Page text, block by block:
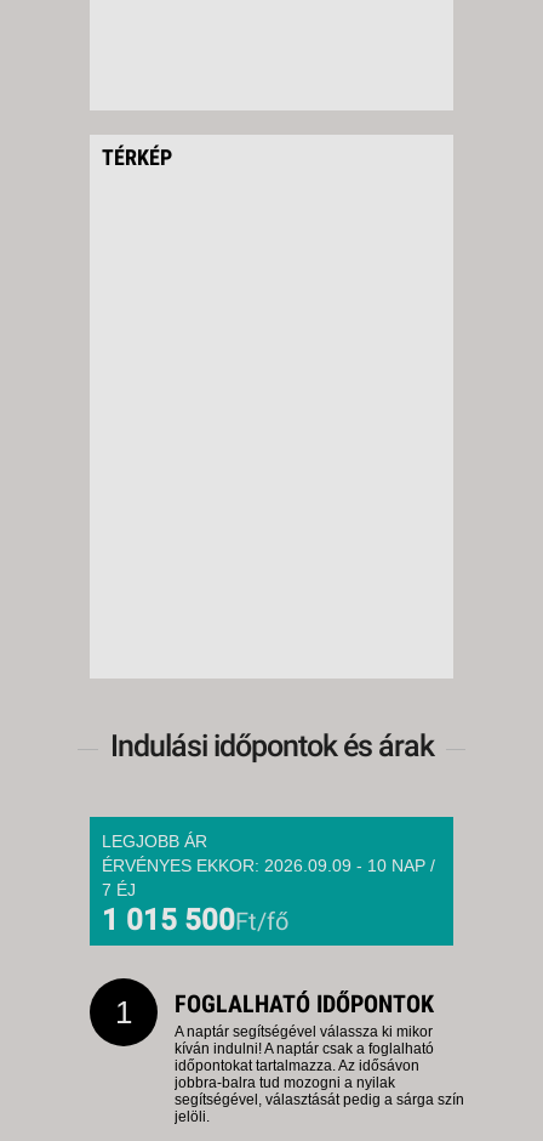
TÉRKÉP
Indulási időpontok és árak
LEGJOBB ÁR
ÉRVÉNYES EKKOR: 2026.09.09 - 10 NAP /
7 ÉJ
1 015 500Ft/fő
1 FOGLALHATÓ IDŐPONTOK
A naptár segítségével válassza ki mikor
kíván indulni! A naptár csak a foglalható
időpontokat tartalmazza. Az idősávon
jobbra-balra tud mozogni a nyilak
segítségével, választását pedig a sárga szín
jelöli.